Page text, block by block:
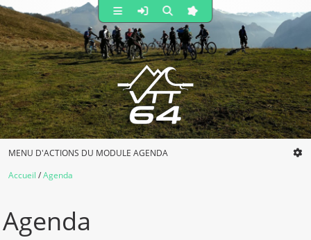
MENU D'ACTIONS DU MODULE AGENDA
Accueil Agenda
Agenda